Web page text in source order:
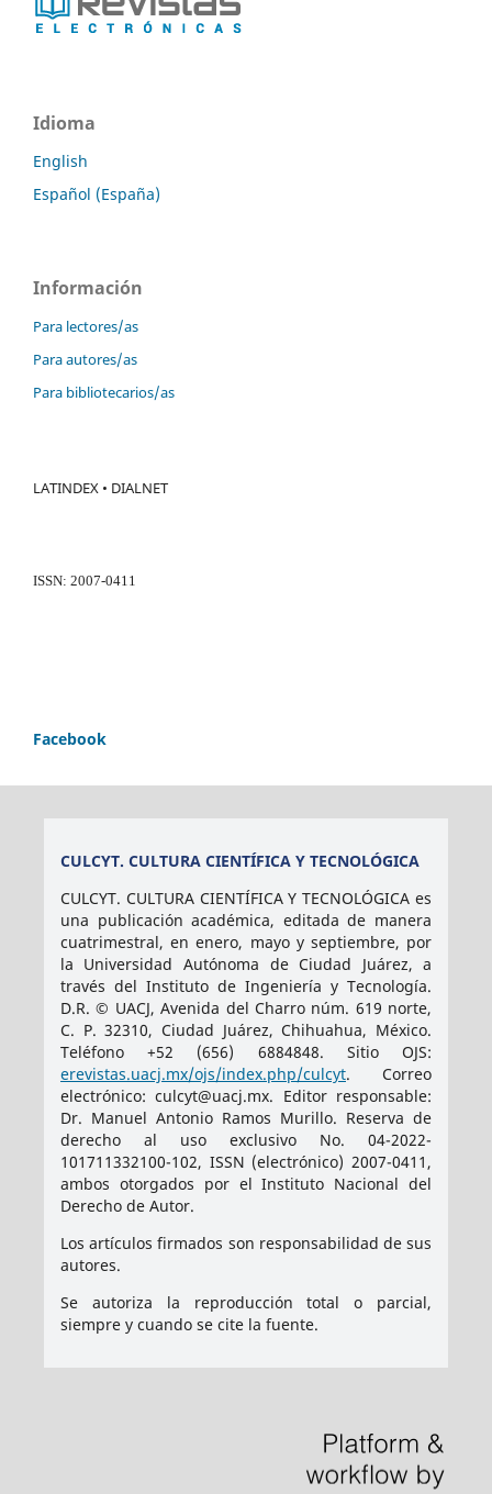
Idioma
English
Español (España)
Información
Para lectores/as
Para autores/as
Para bibliotecarios/as
LATINDEX • DIALNET
ISSN: 2007-0411
Facebook
CULCYT. CULTURA CIENTÍFICA Y TECNOLÓGICA
CULCYT. CULTURA CIENTÍFICA Y TECNOLÓGICA es
una publicación académica, editada de manera
cuatrimestral, en enero, mayo y septiembre, por
la Universidad Autónoma de Ciudad Juárez, a
través del Instituto de Ingeniería y Tecnología.
D.R. © UACJ, Avenida del Charro núm. 619 norte,
C. P. 32310, Ciudad Juárez, Chihuahua, México.
Teléfono +52 (656) 6884848. Sitio OJS:
erevistas.uacj.mx/ojs/index.php/culcyt. Correo
electrónico: culcyt@uacj.mx. Editor responsable:
Dr. Manuel Antonio Ramos Murillo. Reserva de
derecho al uso exclusivo No. 04-2022-
101711332100-102, ISSN (electrónico) 2007-0411,
ambos otorgados por el Instituto Nacional del
Derecho de Autor.
Los artículos firmados son responsabilidad de sus
autores.
Se autoriza la reproducción total o parcial,
siempre y cuando se cite la fuente.